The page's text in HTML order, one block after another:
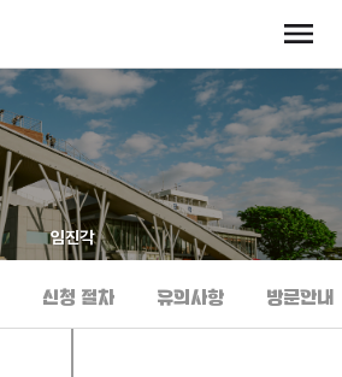
임진각
신청 절차 유의사항 방문안내